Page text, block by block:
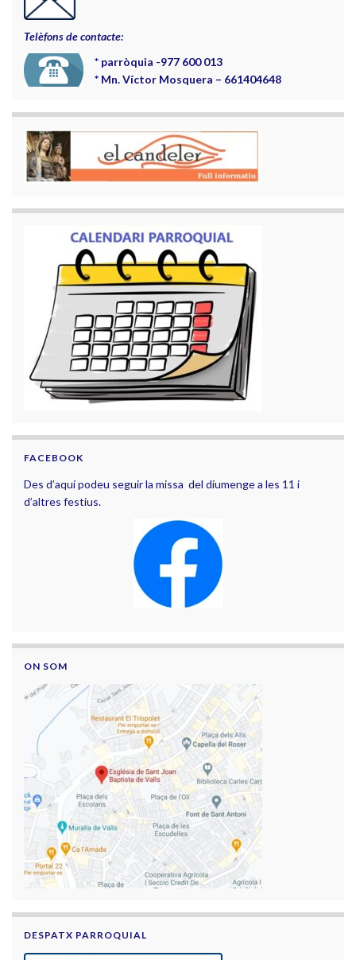
Telèfons de contacte:
* parròquia -977 600 013
* Mn. Víctor Mosquera – 661404648
FACEBOOK
Des d’aquí podeu seguir la missa del diumenge a les 11 i
d’altres festius.
ON SOM
DESPATX PARROQUIAL